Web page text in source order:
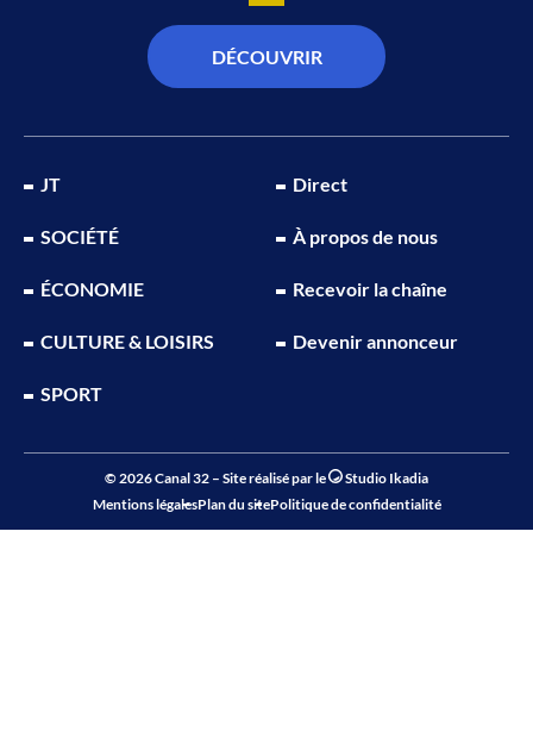
JT
SOCIÉTÉ
ÉCONOMIE
CULTURE & LOISIRS
SPORT
Direct
À propos de nous
Recevoir la chaîne
Devenir annonceur
DÉCOUVRIR
Mentions légalesPlan du sitePolitique de confidentialité
© 2026 Canal 32 – Site réalisé par le Studio Ikadia